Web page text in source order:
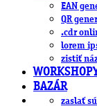
EAN
QR
.cdr
lorem
zistiť
BAZÁR
zaslať